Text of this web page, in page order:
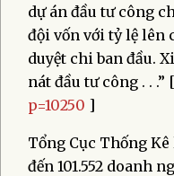
dự án đầu tư công
đội vốn với tỷ lệ lên
duyệt chi ban đầu.
nát đầu tư công . . .” [
p=10250 ]
Tổng Cục Thống
đến 101.552 doanh